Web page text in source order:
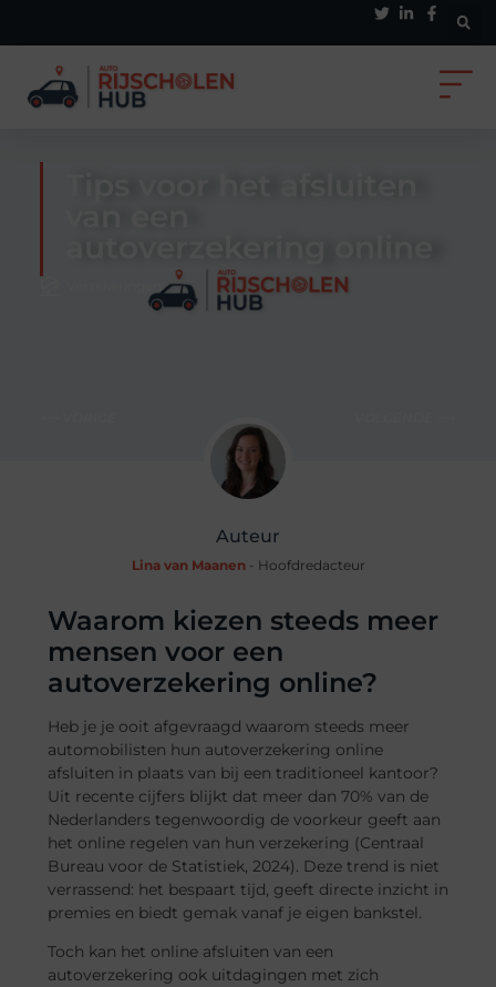
Auteur
Lina van Maanen- Hoofdredacteur
Waarom kiezen steeds meer
mensen voor een
autoverzekering online?
Heb je je ooit afgevraagd waarom steeds meer
automobilisten hun autoverzekering online
afsluiten in plaats van bij een traditioneel kantoor?
Uit recente cijfers blijkt dat meer dan 70% van de
Nederlanders tegenwoordig de voorkeur geeft aan
het online regelen van hun verzekering (Centraal
Bureau voor de Statistiek, 2024). Deze trend is niet
verrassend: het bespaart tijd, geeft directe inzicht in
premies en biedt gemak vanaf je eigen bankstel.
Toch kan het online afsluiten van een
autoverzekering ook uitdagingen met zich